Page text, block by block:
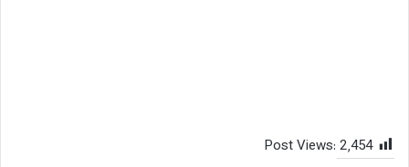
Post Views: 2٬454